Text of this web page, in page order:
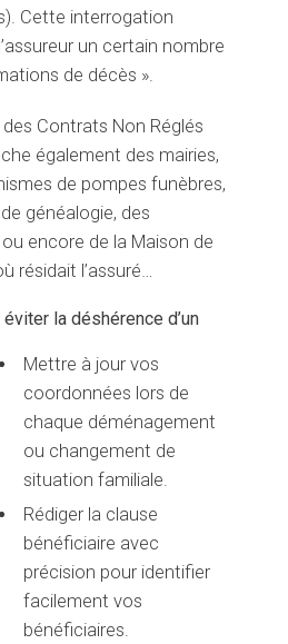
? +
Cette interrogation
un certain nombre
de décès ».
des Contrats Non Réglés
également des mairies,
de pompes funèbres,
généalogie, des
encore de la Maison de
résidait l’assuré…
la déshérence d’un
Mettre à jour vos
coordonnées lors de
chaque déménagement
ou changement de
situation familiale.
Rédiger la clause
bénéficiaire avec
précision pour identifier
facilement vos
bénéficiaires.